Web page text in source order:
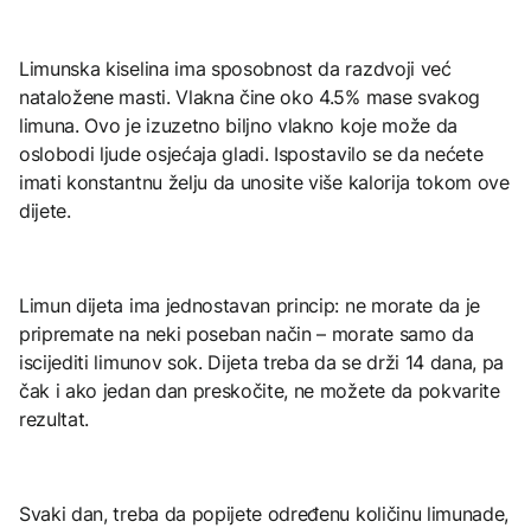
Limunska kiselina ima sposobnost da razdvoji već
nataložene masti. Vlakna čine oko 4.5% mase svakog
limuna. Ovo je izuzetno biljno vlakno koje može da
oslobodi ljude osjećaja gladi. Ispostavilo se da nećete
imati konstantnu želju da unosite više kalorija tokom ove
dijete.
Limun dijeta ima jednostavan princip: ne morate da je
pripremate na neki poseban način – morate samo da
iscijediti limunov sok. Dijeta treba da se drži 14 dana, pa
čak i ako jedan dan preskočite, ne možete da pokvarite
rezultat.
Svaki dan, treba da popijete određenu količinu limunade,